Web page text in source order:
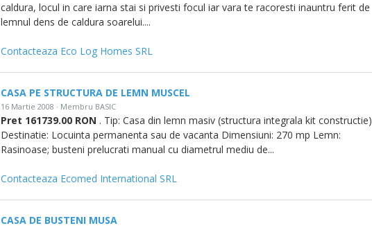
caldura, locul in care iarna stai si privesti focul iar vara te racoresti inauntru ferit de
lemnul dens de caldura soarelui....
Contacteaza Eco Log Homes SRL
CASA PE STRUCTURA DE LEMN MUSCEL
16 Martie 2008 · Membru BASIC
Pret 161739.00 RON . Tip: Casa din lemn masiv (structura integrala kit constructie)
Destinatie: Locuinta permanenta sau de vacanta Dimensiuni: 270 mp Lemn:
Rasinoase; busteni prelucrati manual cu diametrul mediu de...
Contacteaza Ecomed International SRL
CASA DE BUSTENI MUSA